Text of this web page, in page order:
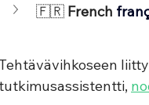
🇫🇷 French
tutkimusassistentti,